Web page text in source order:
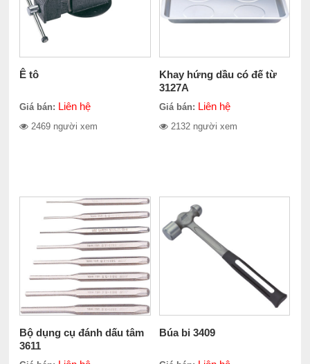
Ê tô
Giá bán: Liên hệ
2469 người xem
Khay hứng dầu có đế từ
3127A
Giá bán: Liên hệ
2132 người xem
Bộ dụng cụ đánh dấu tâm
3611
Búa bi 3409